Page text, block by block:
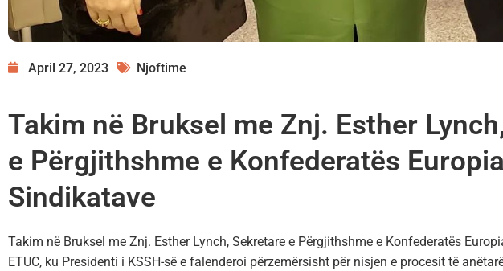
April 27, 2023 Njoftime
Takim në Bruksel me Znj. Esther
e Përgjithshme e Konfederatës
Sindikatave
Takim në Bruksel me Znj. Esther Lynch, Sekretare e Përgjithshme e Konfederatës
ETUC, ku Presidenti i KSSH-së e falenderoi përzemërsisht për nisjen e procesit të